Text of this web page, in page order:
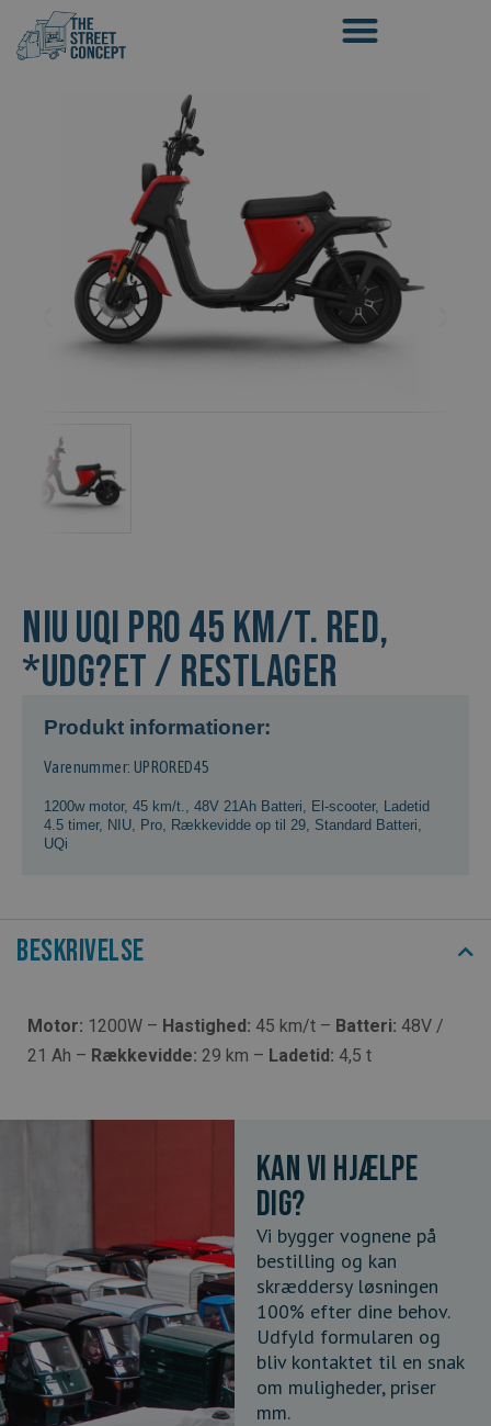
NIU UQi Pro 45 km/t. Red,
*Udg?et / Restlager
Produkt informationer:
Varenummer: UPRORED45
1200w motor, 45 km/t. 48V 21Ah Batteri El-scooter, Ladetid
4.5 timer, NIU Pro Rækkevidde op til 29 Standard Batteri
UQi
Beskrivelse
Motor: 1200W – Hastighed: 45 km/t – Batteri: 48V /
21 Ah – Rækkevidde: 29 km – Ladetid: 4,5 t
Kan vi hjælpe
dig?
Vi bygger vognene på
bestilling og kan
skræddersy løsningen
100% efter dine behov.
Udfyld formularen og
bliv kontaktet til en snak
om muligheder, priser
mm.